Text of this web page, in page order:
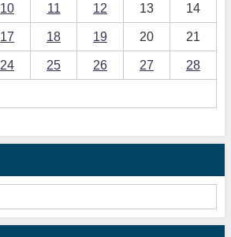
10 11 12 13 14
17 18 19 20 21
24 25 26 27 28